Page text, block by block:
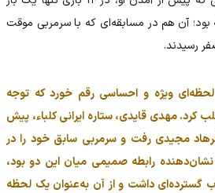
بود؛ آن هم در مسابقه‌ای که با سرمربی موقت
رسیدند.
ویژه و احساسی رقم خورد که توجه
کرد. مهدی قایدی، ستاره ایرانی کلباء، پیش
مجیدی رفت و سرمربی سابق خود را در
رابطه صمیمی میان این دو بود،
گسترده‌ای داشت و از آن به‌عنوان یک لحظه